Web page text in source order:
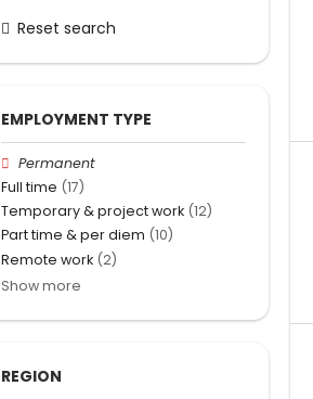
Reset search
EMPLOYMENT TYPE
Permanent
Full time (17)
Temporary & project work (12)
Part time & per diem (10)
Remote work (2)
Show more
REGION